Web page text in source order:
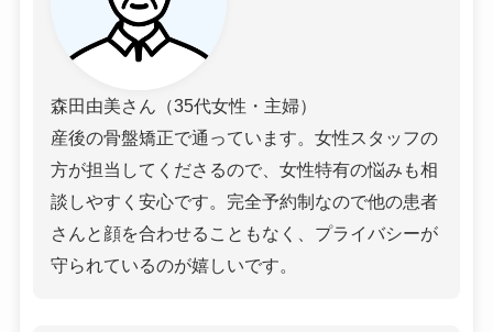
森田由美さん（35代女性・主婦）
産後の骨盤矯正で通っています。女性スタッフの
方が担当してくださるので、女性特有の悩みも相
談しやすく安心です。完全予約制なので他の患者
さんと顔を合わせることもなく、プライバシーが
守られているのが嬉しいです。